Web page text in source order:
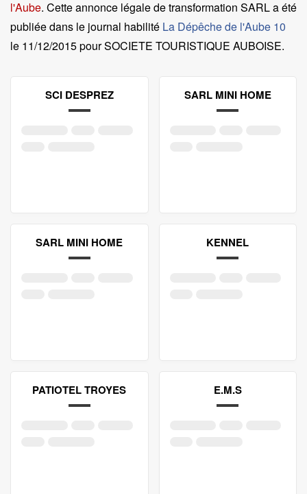
l'Aube. Cette annonce légale de transformation SARL a été
publiée dans le journal habilité La Dépêche de l'Aube 10
le 11/12/2015 pour SOCIETE TOURISTIQUE AUBOISE.
SCI DESPREZ SARL MINI HOME
SARL MINI HOME KENNEL
PATIOTEL TROYES E.M.S